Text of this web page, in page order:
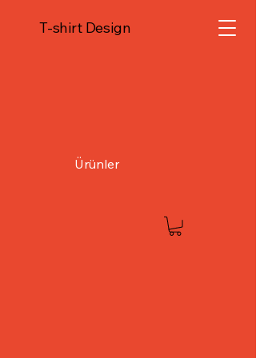
T-shirt Design
Ürünler